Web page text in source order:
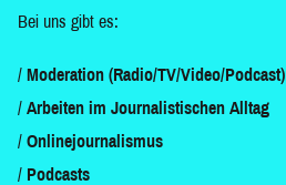
Bei uns gibt es:
Moderation (Radio/TV/Video/Podcast)
Arbeiten im Journalistischen Alltag
Onlinejournalismus
Podcasts